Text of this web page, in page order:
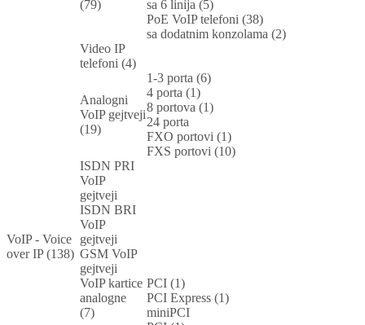
VoIP - Voice
over IP (138)
(79)
sa 6 linija (5)
PoE VoIP telefoni (38)
sa dodatnim konzolama (2)
Video IP
telefoni (4)
Analogni
VoIP gejtveji
(19)
1-3 porta (6)
4 porta (1)
8 portova (1)
24 porta
FXO portovi (1)
FXS portovi (10)
ISDN PRI
VoIP
gejtveji
ISDN BRI
VoIP
gejtveji
GSM VoIP
gejtveji
VoIP kartice
analogne
(7)
PCI (1)
PCI Express (1)
miniPCI